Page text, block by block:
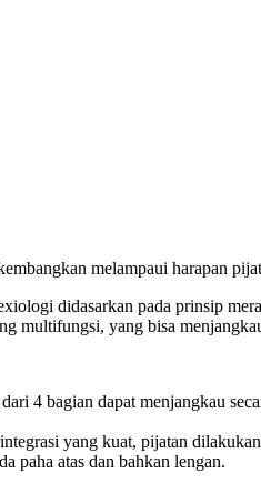
melampaui harapan
didasarkan pada prinsip
multifungsi, yang bisa
4 bagian dapat menjangkau
yang kuat, pijatan
paha atas dan bahkan lengan.